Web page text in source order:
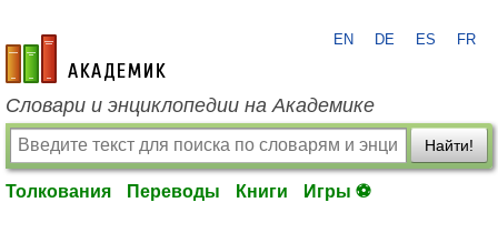
academic.ru
EN DE ES FR
Словари и энциклопедии на Академике
Найти!
Толкования Переводы Книги Игры ⚽